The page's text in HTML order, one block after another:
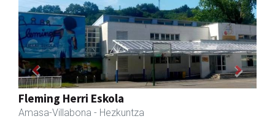
Zubimusu Ikastola
Amasa-Villabona
Previous Next